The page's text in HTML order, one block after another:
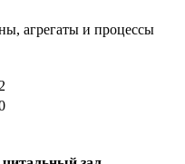
агрегаты и процессы